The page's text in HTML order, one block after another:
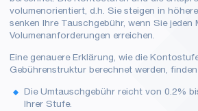
volumenorientiert, d.h. Sie steigen in
senken Ihre Tauschgebühr, wenn Sie jeden
Volumenanforderungen erreichen.
Eine genauere Erklärung, wie die
Gebührenstruktur berechnet werden,
Die Umtauschgebühr reicht von0.2%
Ihrer Stufe.